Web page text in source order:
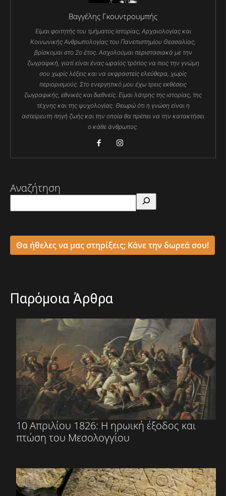
Βαγγέλης Γκουντρουμπής
Είμαι φοιτητής του τμήματος Ιστορίας, Αρχαιολογίας και
Κοινωνικής Ανθρωπολογίας του Πανεπιστημίου Θεσσαλίας,
βρίσκομαι στο 2ο έτος. Ασχολούμαι περιστασιακά με την
ζωγραφική, γιατί είναι ένας ωραίος τρόπος να πεις την γνώμη
σου χωρίς λέξεις και να εκφραστείς ελεύθερα, χωρίς
περιορισμούς. Στο ενεργητικό μου έχω τρεις εκθέσεις
ζωγραφικής, εθνικές και διεθνείς. Είμαι λάτρης της ιστορίας, της
τέχνης και της ψυχολογίας. Θεωρώ ότι η γνώση είναι η
αστείρευτη πηγή ζωής και την οποία θα πρέπει να την κατακτήσει
ο κάθε άνθρωπος.
Αναζήτηση
Θα ήθελες να μας στηρίξεις; Κάνε την δωρεά σου!
Παρόμοια Άρθρα
10 Απριλίου 1826: Η ηρωική έξοδος και
πτώση του Μεσολογγίου